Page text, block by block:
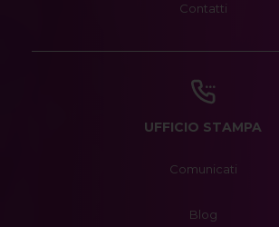
Contatti
UFFICIO STAMPA
Comunicati
Blog